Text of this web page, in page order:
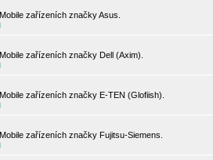
zařízeních značky Asus.
zařízeních značky Dell (Axim).
zařízeních značky E-TEN (Glofiish).
zařízeních značky Fujitsu-Siemens.